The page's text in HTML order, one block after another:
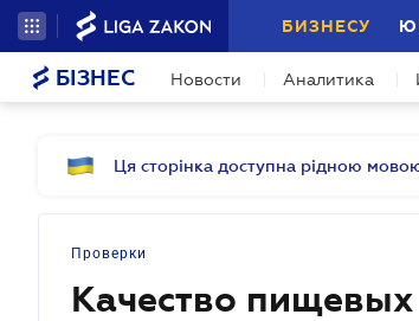
БИЗНЕСУ
БІЗНЕС Новости Аналитика
Ця сторінка доступна рідною
Проверки
Качество